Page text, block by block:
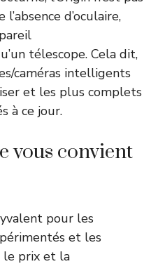
d’oculaire,
télescope. Cela dit,
caméras intelligents
et les plus complets
à ce jour.
vous convient
pour les
et les
le prix et la